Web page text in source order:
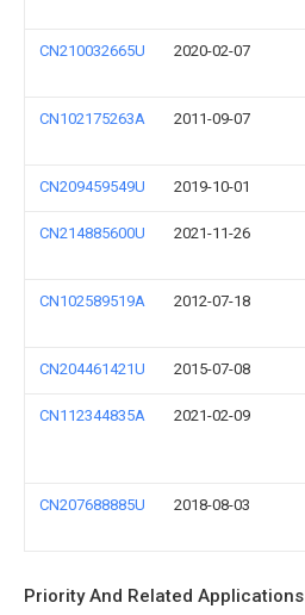
CN210032665U 2020-02-07
CN102175263A 2011-09-07
CN209459549U 2019-10-01
CN214885600U 2021-11-26
CN102589519A 2012-07-18
CN204461421U 2015-07-08
CN112344835A 2021-02-09
CN207688885U 2018-08-03
Priority And Related Applications